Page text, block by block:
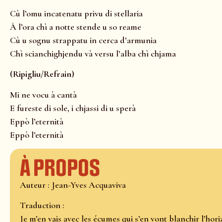
Cù l’omu incatenatu privu di stellaria
À l’ora chì a notte stende u so reame
Cù u sognu strappatu in cerca d’armunia
Chì scianchighjendu và versu l’alba chì chjama
(Ripigliu/Refrain)
Mi ne vocu à cantà
E fureste di sole, i chjassi di u sperà
Eppò l’eternità
Eppò l’eternità
À propos
Auteur : Jean-Yves Acquaviva
Traduction :
Je m’en vais avec les écumes qui s’en vont blanchir